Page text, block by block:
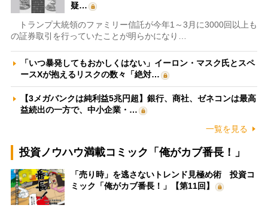
疑…
トランプ大統領のファミリー信託が今年1～3月に3000回以上も
の証券取引を行っていたことが明らかになり…
「いつ暴発してもおかしくはない」イーロン・マスク氏とスペ
ースXが抱えるリスクの数々「絶対…
【3メガバンクは純利益5兆円超】銀行、商社、ゼネコンは最高
益続出の一方で、中小企業・…
一覧を見る
投資ノウハウ満載コミック「俺がカブ番長！」
「売り時」を逃さないトレンド見極め術 投資コ
ミック「俺がカブ番長！」【第11回】